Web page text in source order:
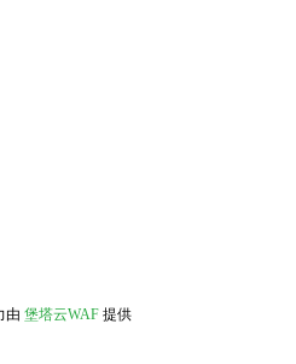
由 堡塔云WAF 提供